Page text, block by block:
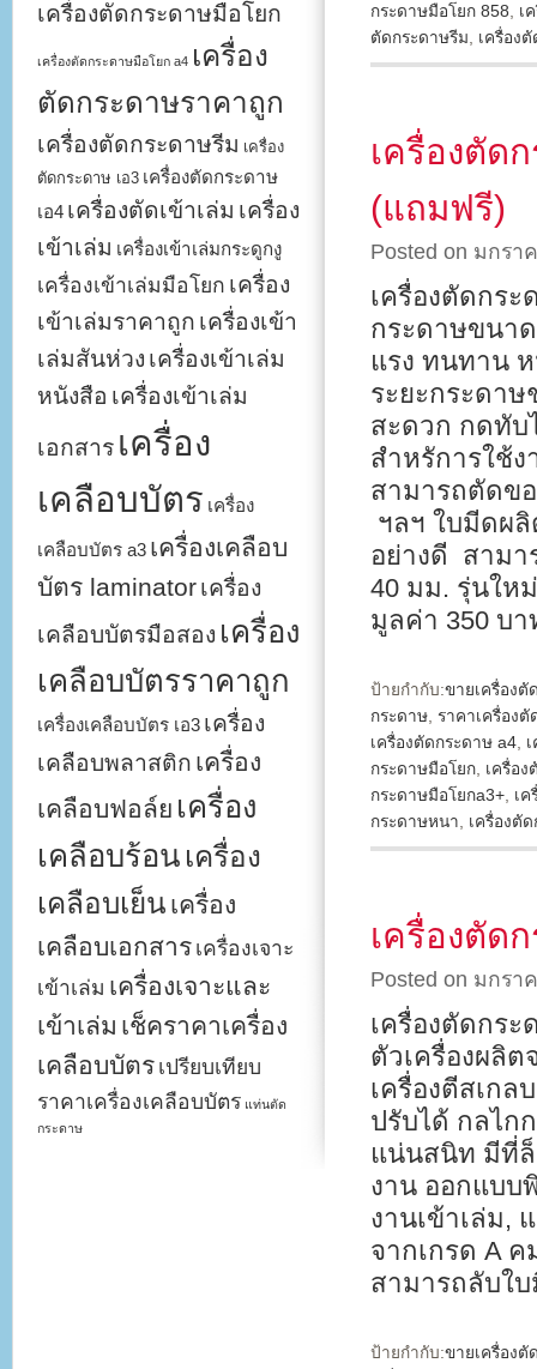
กระดาษมือโยก 858, เ
ตัดกระดาษรีม, เครื่องตั
เครื่องตัด
(แถมฟรี)
Posted on มกรา
เครื่องตัดกระ
กระดาษขนา
แรง ทนทาน
ระยะกระดา
สะดวก กดทั
สำหรัการใช้ง
สามารถตัดข
ฯลฯ ใบมีดผ
อย่างดี สาม
40 มม. รุ่นให
มูลค่า 350 บา
ป้ายกำกับ:ขายเครื่องตั
กระดาษ, ราคาเครื่อง
เครื่องตัดกระดาษ a4,
กระดาษมือโยก, เครื่อ
กระดาษมือโยกa3+, เ
กระดาษหนา, เครื่องตั
เครื่องตัด
Posted on มกรา
เครื่องตัดกร
ตัวเครื่องผลิ
เครื่องตีสเกล
ปรับได้ กลไก
แน่นสนิท มีที่
งาน ออกแบบ
งานเข้าเล่ม,
จากเกรด A
สามารถลับใ
ป้ายกำกับ:ขายเครื่องตั
เครื่องตัดกระดาษมือโยก
เครื่องตัดกระดาษมือโยก a4 เครื่อง
ตัดกระดาษราคาถูก
เครื่องตัดกระดาษรีม เครื่อง
ตัดกระดาษ เอ3 เครื่องตัดกระดาษ
เอ4 เครื่องตัดเข้าเล่ม เครื่อง
เข้าเล่ม เครื่องเข้าเล่มกระดูกงู
เครื่องเข้าเล่มมือโยก เครื่อง
เข้าเล่มราคาถูก เครื่องเข้า
เล่มสันห่วง เครื่องเข้าเล่ม
หนังสือ เครื่องเข้าเล่ม
เอกสาร เครื่อง
เคลือบบัตร เครื่อง
เคลือบบัตร a3 เครื่องเคลือบ
บัตร laminatorเครื่อง
เคลือบบัตรมือสอง เครื่อง
เคลือบบัตรราคาถูก
เครื่องเคลือบบัตร เอ3 เครื่อง
เคลือบพลาสติก เครื่อง
เคลือบฟอล์ย เครื่อง
เคลือบร้อน เครื่อง
เคลือบเย็น เครื่อง
เคลือบเอกสาร เครื่องเจาะ
เข้าเล่ม เครื่องเจาะและ
เข้าเล่ม เช็คราคาเครื่อง
เคลือบบัตร เปรียบเทียบ
ราคาเครื่องเคลือบบัตร แท่นตัด
กระดาษ